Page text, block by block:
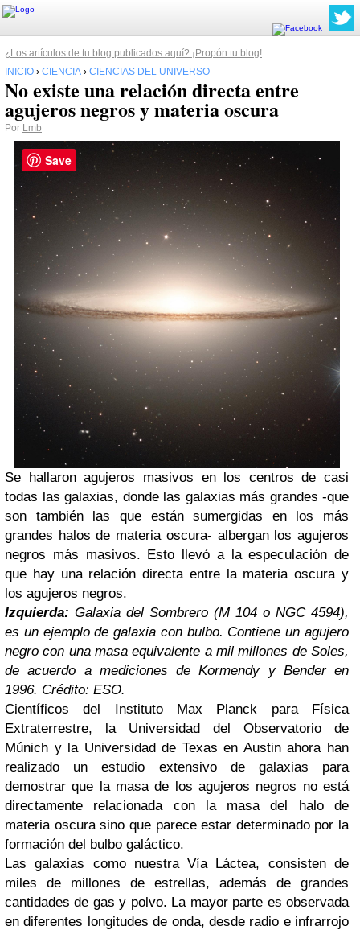
¿Los artículos de tu blog publicados aquí? ¡Propón tu blog!
INICIO › CIENCIA › CIENCIAS DEL UNIVERSO
No existe una relación directa entre
agujeros negros y materia oscura
Por Lmb
Se hallaron agujeros masivos en los centros de casi
todas las galaxias, donde las galaxias más grandes -que
son también las que están sumergidas en los más
grandes halos de materia oscura- albergan los agujeros
negros más masivos. Esto llevó a la especulación de
que hay una relación directa entre la materia oscura y
los agujeros negros.
Izquierda: Galaxia del Sombrero (M 104 o NGC 4594),
es un ejemplo de galaxia con bulbo. Contiene un agujero
negro con una masa equivalente a mil millones de Soles,
de acuerdo a mediciones de Kormendy y Bender en
1996. Crédito: ESO.
Científicos del Instituto Max Planck para Física
Extraterrestre, la Universidad del Observatorio de
Múnich y la Universidad de Texas en Austin ahora han
realizado un estudio extensivo de galaxias para
demostrar que la masa de los agujeros negros no está
directamente relacionada con la masa del halo de
materia oscura sino que parece estar determinado por la
formación del bulbo galáctico.
Las galaxias como nuestra Vía Láctea, consisten de
miles de millones de estrellas, además de grandes
cantidades de gas y polvo. La mayor parte es observada
en diferentes longitudes de onda, desde radio e infrarrojo
Save